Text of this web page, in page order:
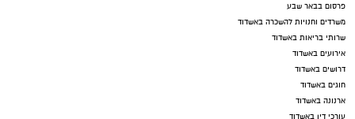
פרסום בבאר שבע
משרדים וחנויות להשכרה באשדוד
שרותי בריאות באשדוד
אירועים באשדוד
דרושים באשדוד
חוגים באשדוד
ארנונה באשדוד
עורכי דין באשדוד